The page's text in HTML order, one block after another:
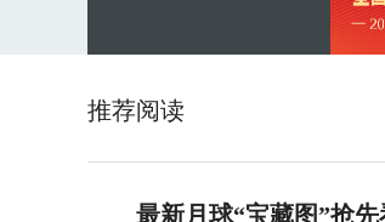
推荐阅读
最新月球“宝藏图”抢先